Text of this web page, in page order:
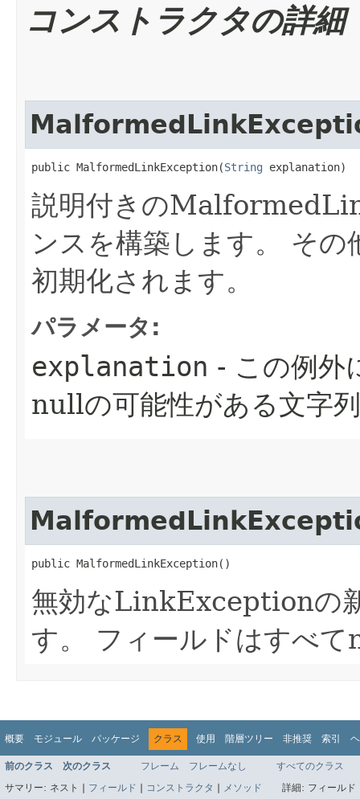
コンストラクタの詳細
public MalformedLinkException​(String explanation)
説明付きの
ンスを構築します。
その
初期化されます。
パラメータ:
explanation - この例外
nullの可能性がある文字
public MalformedLinkException()
無効なLinkExceptionの
す。
フィールドはすべ
概要 モジュール パッケージ クラス 使用 階層ツリー 非推奨 索引
前のクラス 次のクラス フレーム フレームなし
すべてのクラス
サマリー: ネスト | フィールド | コンストラクタ | メソッド 詳細: フィール